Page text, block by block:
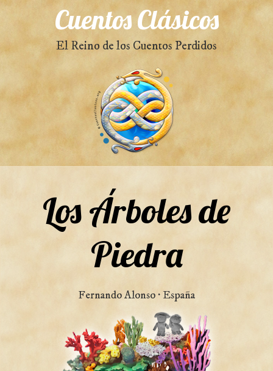
Cuentos Clásicos
El Reino de los Cuentos Perdidos
Los Árboles de
Piedra
Fernando Alonso · España